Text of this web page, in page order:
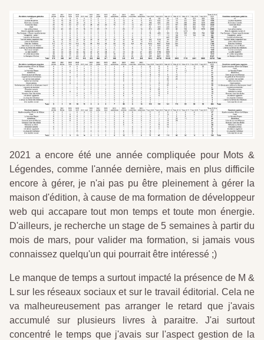
2021 a encore été une année compliquée pour Mots &
Légendes, comme l'année dernière, mais en plus difficile
encore à gérer, je n'ai pas pu être pleinement à gérer la
maison d'édition, à cause de ma formation de développeur
web qui accapare tout mon temps et toute mon énergie.
D'ailleurs, je recherche un stage de 5 semaines à partir du
mois de mars, pour valider ma formation, si jamais vous
connaissez quelqu'un qui pourrait être intéressé ;)
Le manque de temps a surtout impacté la présence de M &
L sur les réseaux sociaux et sur le travail éditorial. Cela ne
va malheureusement pas arranger le retard que j'avais
accumulé sur plusieurs livres à paraitre. J'ai surtout
concentré le temps que j'avais sur l'aspect gestion de la